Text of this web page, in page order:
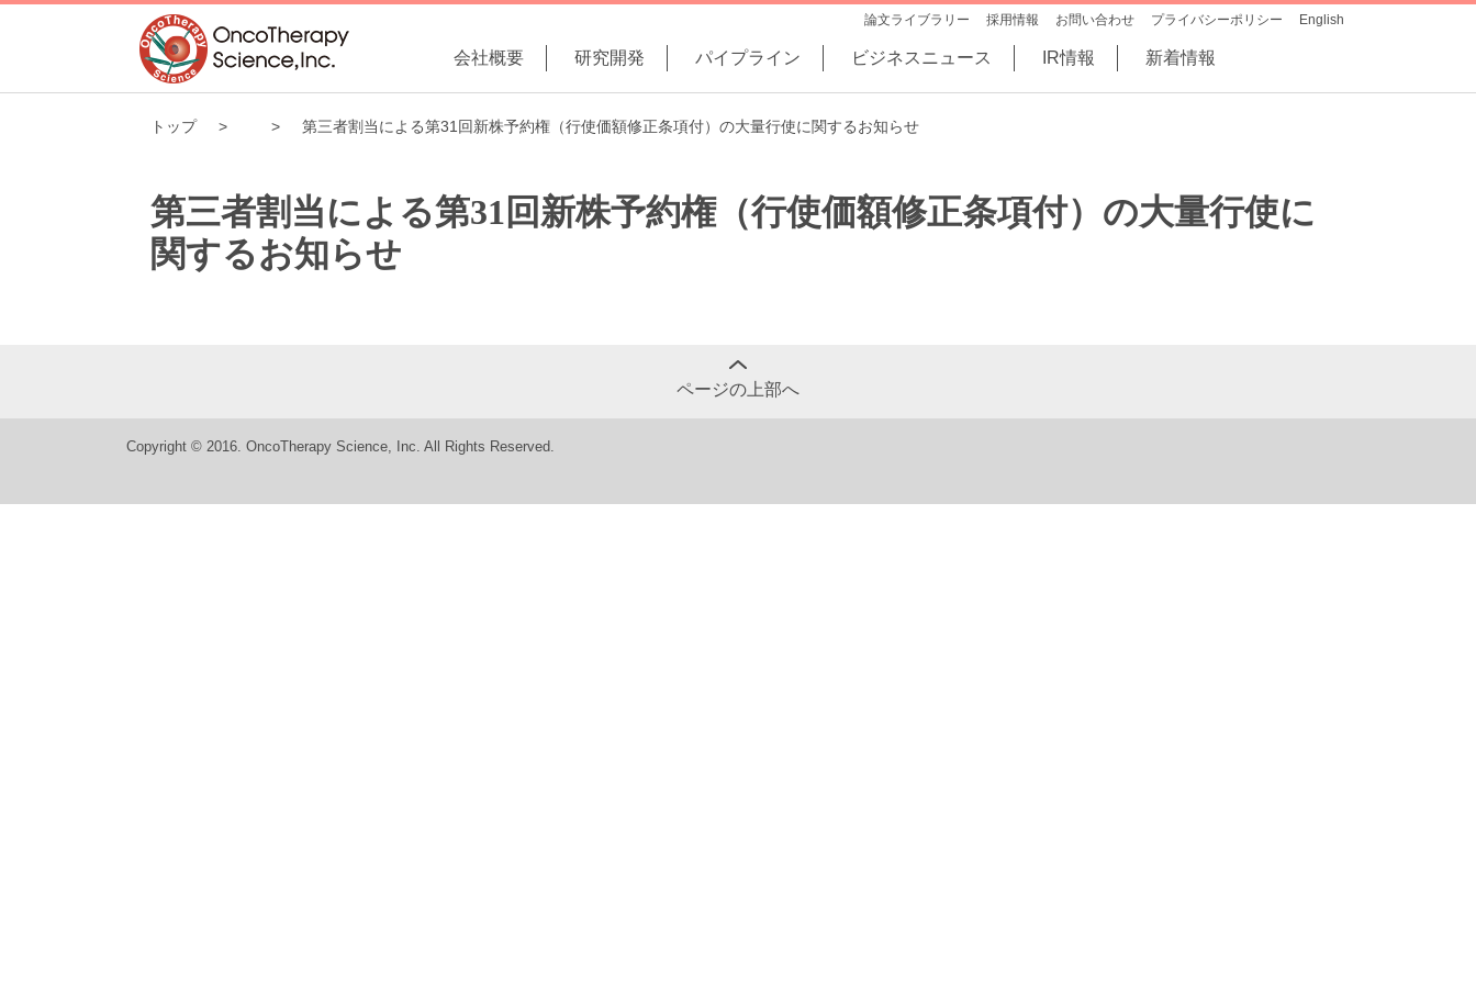
論文ライブラリー 採用情報 お問い合わせ プライバシーポリシー English
会社概要 研究開発 パイプライン ビジネスニュース IR情報 新着情報
トップ 第三者割当による第31回新株予約権（行使価額修正条項付）の大量行使に関するお知らせ
第三者割当による第31回新株予約権（行使価額修正条項付）の大量行使に
関するお知らせ
ページの上部へ
Copyright © 2016. OncoTherapy Science, Inc. All Rights Reserved.